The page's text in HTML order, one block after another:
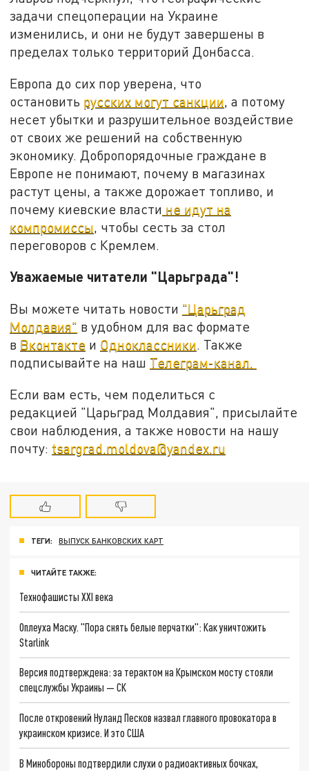
задачи спецоперации на Украине
изменились, и они не будут завершены в
пределах только территорий Донбасса.
Европа до сих пор уверена, что
остановить русских могут санкции , а потому
несет убытки и разрушительное воздействие
от своих же решений на собственную
экономику. Добропорядочные граждане в
Европе не понимают, почему в магазинах
растут цены, а также дорожает топливо, и
почему киевские власти не идут на
компромиссы , чтобы сесть за стол
переговоров с Кремлем.
Уважаемые читатели "Царьграда"!
Вы можете читать новости "Царьград
Молдавия" в удобном для вас формате
в Вконтакте и Одноклассники. Также
подписывайте на наш Телеграм-канал.
Если вам есть, чем поделиться с
редакцией "Царьград Молдавия", присылайте
свои наблюдения, а также новости на нашу
почту: tsargrad.moldova@yandex.ru
ТЕГИ: ВЫПУСК БАНКОВСКИХ КАРТ
ЧИТАЙТЕ ТАКЖЕ:
Технофашисты XXI века
Оплеуха Маску. "Пора снять белые перчатки": Как уничтожить
Starlink
Версия подтверждена: за терактом на Крымском мосту стояли
спецслужбы Украины — СК
После откровений Нуланд Песков назвал главного провокатора в
украинском кризисе. И это США
В Минобороны подтвердили слухи о радиоактивных бочках,